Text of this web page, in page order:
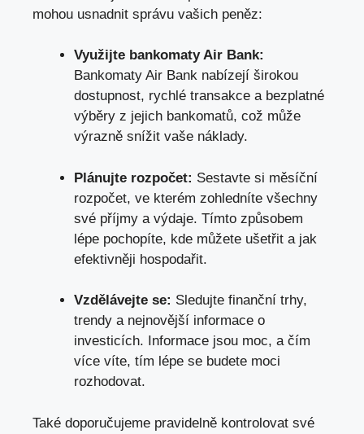
mohou usnadnit správu vašich peněz:
Využijte bankomaty Air Bank:
Bankomaty Air Bank nabízejí širokou
dostupnost, rychlé transakce a bezplatné
výběry z jejich bankomatů, což může
výrazně snížit vaše náklady.
Plánujte rozpočet: Sestavte si měsíční
rozpočet, ve kterém zohledníte všechny
své příjmy a výdaje. Tímto způsobem
lépe pochopíte, kde můžete ušetřit a jak
efektivněji hospodařit.
Vzdělávejte se: Sledujte finanční trhy,
trendy a nejnovější informace o
investicích. Informace jsou moc, a čím
více víte, tím lépe se budete moci
rozhodovat.
Také doporučujeme pravidelně kontrolovat své